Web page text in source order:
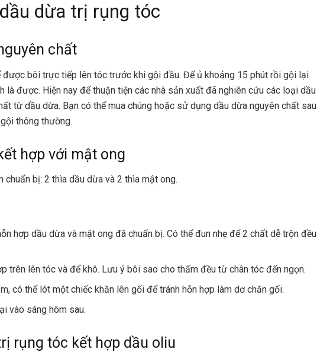
dừa trị rụng tóc
chất
được bôi trực tiếp lên tóc trước khi gội đầu. Để ủ khoảng 15 phút rồi gội lại
là được. Hiện nay để thuận tiện các nhà sản xuất đã nghiên cứu các loại dầu
từ dầu dừa. Bạn có thể mua chúng hoặc sử dụng dầu dừa nguyên chất sau
thông thường.
hợp với mật ong
chuẩn bị: 2 thìa dầu dừa và 2 thìa mật ong.
hợp dầu dừa và mật ong đã chuẩn bị. Có thể đun nhẹ để 2 chất dễ trộn đều
trên lên tóc và để khô. Lưu ý bôi sao cho thấm đều từ chân tóc đến ngọn.
có thể lót một chiếc khăn lên gối để tránh hỗn hợp làm dơ chăn gối.
vào sáng hôm sau.
rụng tóc kết hợp dầu oliu